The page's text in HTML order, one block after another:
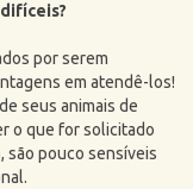
por serem
em atendê-los!
seus animais de
o que for solicitado
são pouco sensíveis